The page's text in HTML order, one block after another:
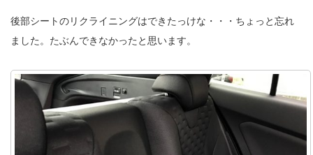
後部シートのリクライニングはできたっけな・・・ちょっと忘れ
ました。たぶんできなかったと思います。